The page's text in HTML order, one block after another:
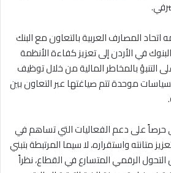
المصارف العربية بالتعاون مع البنك
في الأردن إلى تعزيز كفاءة الأنظمة
التنبؤ بالمخاطر المالية من خلال توظيف
موحدة تتم صياغتها عبر التعاون بين
حرصاً على دعم الفعاليات التي تساهم في
متانته واستقراره، لا سيما المرتبطة بتبني
الرقمي المتسارع في القطاع، نظراً